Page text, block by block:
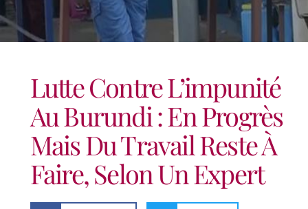
Lutte Contre L’impunité
Au Burundi : En Progrès
Mais Du Travail Reste À
Faire, Selon Un Expert